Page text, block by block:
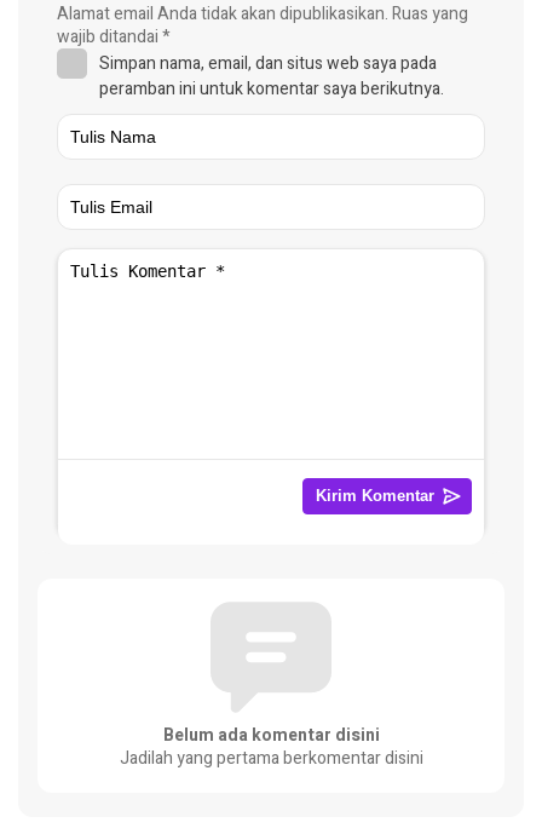
Alamat email Anda tidak akan dipublikasikan.Ruas yang
wajib ditandai*
Simpan nama, email, dan situs web saya pada
peramban ini untuk komentar saya berikutnya.
Belum ada komentar disini
Jadilah yang pertama berkomentar disini